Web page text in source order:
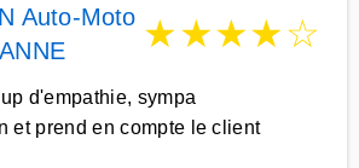
Auto-Moto ★★★★☆
d'empathie, sympa
et prend en compte le client